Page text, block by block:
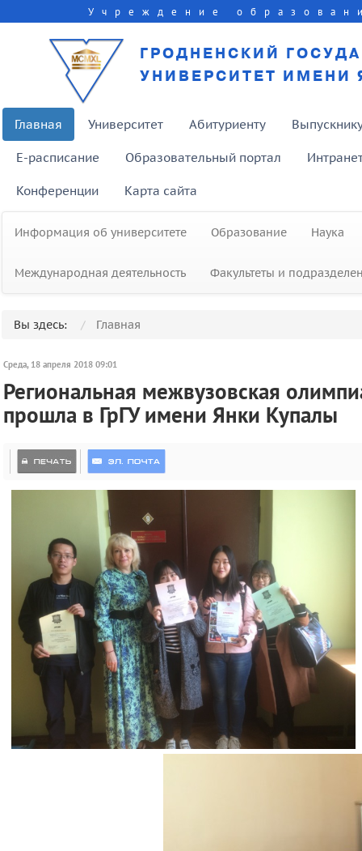
Учреждение
ГРОДНЕНСКИЙ
УНИВЕРСИТЕТ ИМЕНИ
Главная Университет Абитуриенту
E-расписание Образовательный портал
Конференции Карта сайта
Информация об университете Образование Наука
Международная деятельность Факультеты и
Вы здесь: Главная
Среда, 18 апреля 2018 09:01
Региональная межвузовская
прошла в ГрГУ имени Янки Купалы